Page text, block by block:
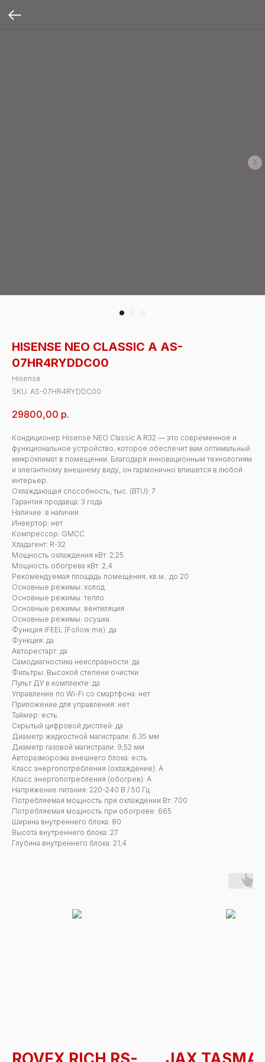
HISENSE NEO CLASSIC A AS-
07HR4RYDDC00
Hisense
SKU: AS-07HR4RYDDC00
29800,00 р.
Кондиционер Hisense NEO Classic A R32 — это современное и
функциональное устройство, которое обеспечит вам оптимальный
микроклимат в помещении. Благодаря инновационным технологиям
и элегантному внешнему виду, он гармонично впишется в любой
интерьер.
Охлаждающая способность, тыс. (BTU): 7
Гарантия продавца: 3 года
Наличие: в наличии
Инвертор: нет
Компрессор: GMCC
Хладагент: R-32
Мощность охлаждения кВт: 2,25
Мощность обогрева кВт: 2,4
Рекомендуемая площадь помещения, кв.м.: до 20
Основные режимы: холод
Основные режимы: тепло
Основные режимы: вентиляция
Основные режимы: осушка.
Функция iFEEL (Follow me): да
Функция: да
Авторестарт: да
Самодиагностика неисправности: да
Фильтры: Высокой степени очистки
Пульт ДУ в комплекте: да
Управление по Wi-Fi со смартфона: нет
Приложение для управления: нет
Таймер: есть
Скрытый цифровой дисплей: да
Диаметр жидкостной магистрали: 6.35 мм
Диаметр газовой магистрали: 9,52 мм
Авторазморозка внешнего блока: есть
Класс энергопотребления (охлаждение): А
Класс энергопотребления (обогрев): А
Напряжение питания: 220-240 В / 50 Гц
Потребляемая мощность при охлаждении Вт: 700
Потребляемая мощность при обогреве: 665
Ширина внутреннего блока: 80
Высота внутреннего блока: 27
Глубина внутреннего блока: 21,4